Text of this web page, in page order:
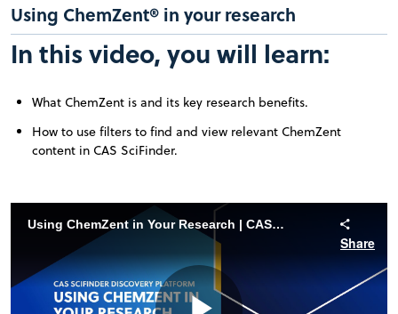
Using ChemZent® in your research
In this video, you will learn:
What ChemZent is and its key research benefits.
How to use filters to find and view relevant ChemZent
content in CAS SciFinder.
Using ChemZent in Your Research | CAS SciFinder Discovery Platform
Share